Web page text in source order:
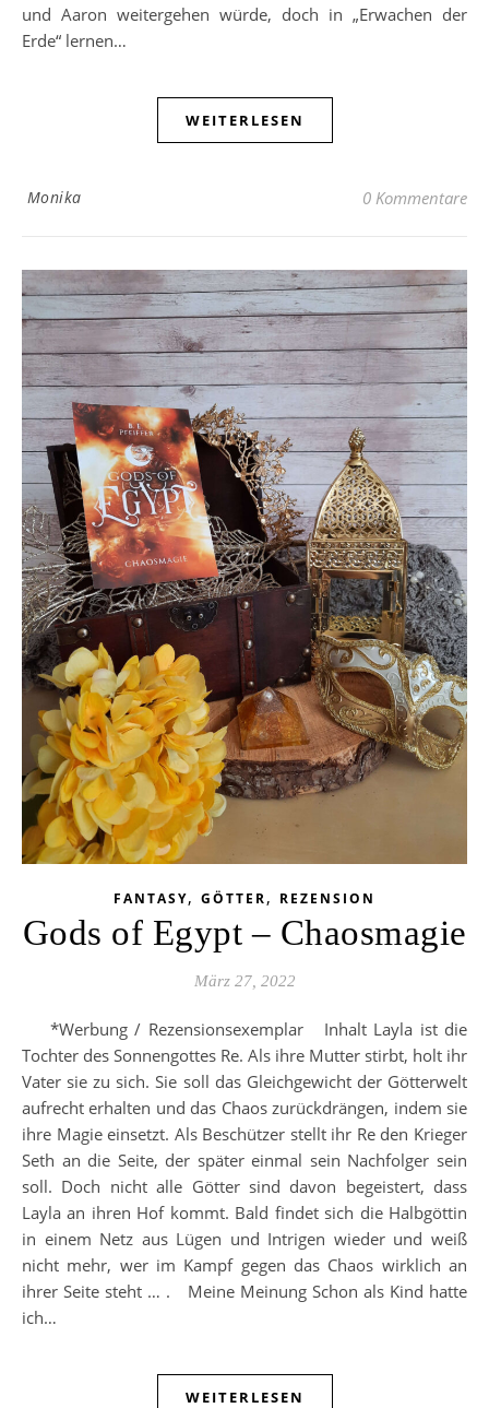
und Aaron weitergehen würde, doch in „Erwachen der
Erde“ lernen…
WEITERLESEN
Monika 0 Kommentare
FANTASY, GÖTTER, REZENSION
Gods of Egypt – Chaosmagie
März 27, 2022
*Werbung / Rezensionsexemplar Inhalt Layla ist die
Tochter des Sonnengottes Re. Als ihre Mutter stirbt, holt ihr
Vater sie zu sich. Sie soll das Gleichgewicht der Götterwelt
aufrecht erhalten und das Chaos zurückdrängen, indem sie
ihre Magie einsetzt. Als Beschützer stellt ihr Re den Krieger
Seth an die Seite, der später einmal sein Nachfolger sein
soll. Doch nicht alle Götter sind davon begeistert, dass
Layla an ihren Hof kommt. Bald findet sich die Halbgöttin
in einem Netz aus Lügen und Intrigen wieder und weiß
nicht mehr, wer im Kampf gegen das Chaos wirklich an
ihrer Seite steht … . Meine Meinung Schon als Kind hatte
ich…
WEITERLESEN